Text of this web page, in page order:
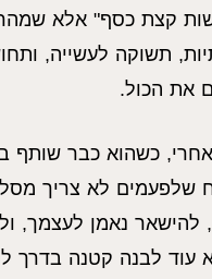
קצת כסף" אלא
תשוקה לעשייה,
את הכול.
כשהוא כבר שותף
שלפעמים לא צריך
נאמן לעצמך,
עוד לבנה קטנה בדרך